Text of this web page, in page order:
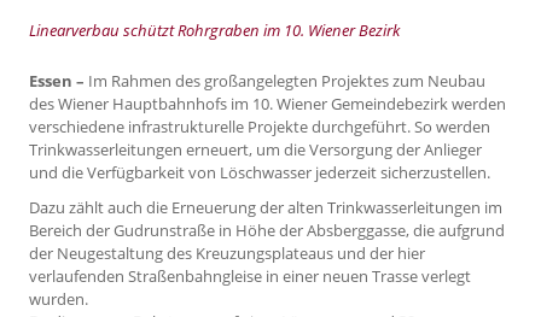
Linearverbau schützt Rohrgraben im 10. Wiener Bezirk
Essen – Im Rahmen des großangelegten Projektes zum Neubau
des Wiener Hauptbahnhofs im 10. Wiener Gemeindebezirk werden
verschiedene infrastrukturelle Projekte durchgeführt. So werden
Trinkwasserleitungen erneuert, um die Versorgung der Anlieger
und die Verfügbarkeit von Löschwasser jederzeit sicherzustellen.
Dazu zählt auch die Erneuerung der alten Trinkwasserleitungen im
Bereich der Gudrunstraße in Höhe der Absberggasse, die aufgrund
der Neugestaltung des Kreuzungsplateaus und der hier
verlaufenden Straßenbahngleise in einer neuen Trasse verlegt
wurden.